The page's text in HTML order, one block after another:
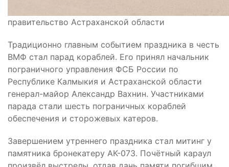
правительство Астраханской области
Традиционно главным событием праздника в честь
ВМФ стал парад кораблей. Его принял начальник
пограничного управления ФСБ России по
Республике Калмыкия и Астраханской области
генерал-майор Александр Вахнин. Участниками
парада стали шесть пограничных кораблей
обеспечения и сторожевых катеров.
Завершением утреннего праздника стал митинг у
памятника бронекатеру АК-073. Почётный караул